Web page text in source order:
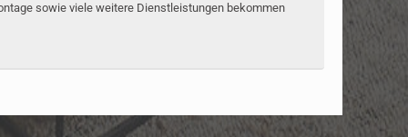
sowie viele weitere Dienstleistungen bekommen